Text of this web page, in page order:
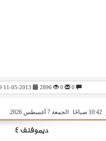
2896
10:42 صباحًا الجمعة 7 أغسطس 2026.
ديموفنف 4